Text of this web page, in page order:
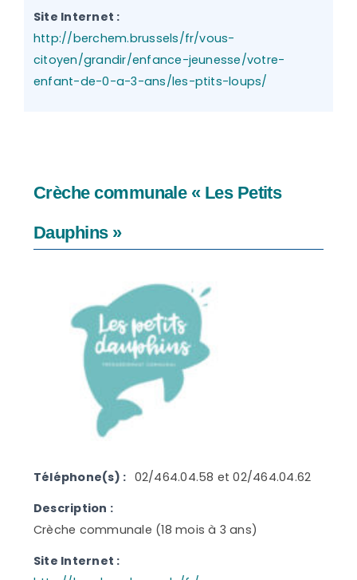
Site Internet :
http://berchem.brussels/fr/vous-
citoyen/grandir/enfance-jeunesse/votre-
enfant-de-0-a-3-ans/les-ptits-loups/
Crèche communale « Les Petits
Dauphins »
Téléphone(s) : 02/464.04.58 et 02/464.04.62
Description :
Crèche communale (18 mois à 3 ans)
Site Internet :